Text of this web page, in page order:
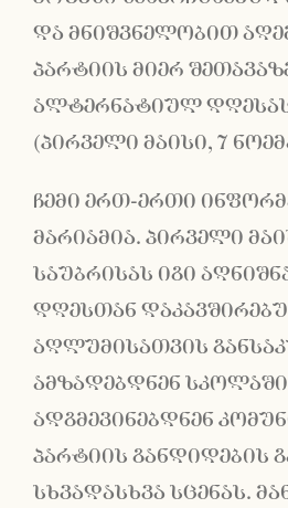
და მნიშვნელობით
პარტიის მიერ
ალტერნატიულ
(პირველი მაისი, 7
ჩემი ერთ-ერთი
მარიამია. პირველი
საუბრისას იგი
დღესთან
აღლუმისათვის
ამზადებდნენ
ადგმევინებდნენ
პარტიის განდიდების
სხვადასხვა სცენას.